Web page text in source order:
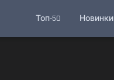
Топ-50 Новинки